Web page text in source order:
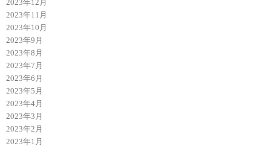
2023年12月
2023年11月
2023年10月
2023年9月
2023年8月
2023年7月
2023年6月
2023年5月
2023年4月
2023年3月
2023年2月
2023年1月